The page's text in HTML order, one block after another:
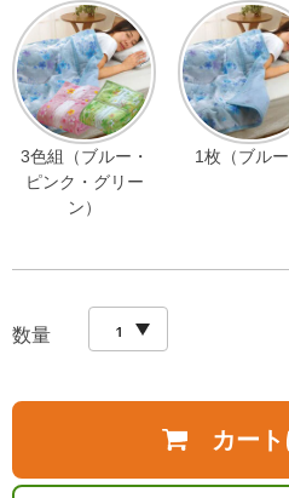
3色組（ブルー・
ピンク・グリー
ン）
1枚（ブルー
数量
カー